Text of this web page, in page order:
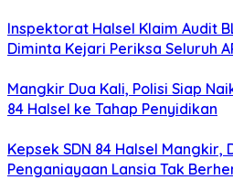
Inspektorat Halsel Klaim Audit
Diminta Kejari Periksa Seluruh
Mangkir Dua Kali, Polisi Siap
84 Halsel ke Tahap Penyidikan
Kepsek SDN 84 Halsel Mangkir,
Penganiayaan Lansia Tak